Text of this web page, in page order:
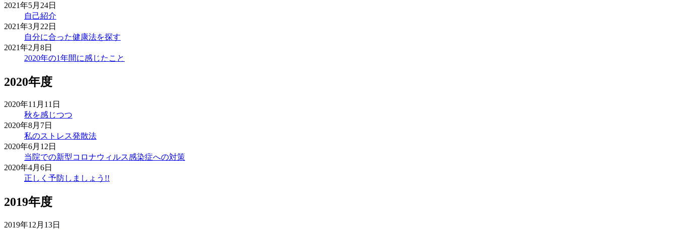
2021年5月24日
自己紹介
2021年3月22日
自分に合った健康法を探す
2021年2月8日
2020年の1年間に感じたこと
2020年度
2020年11月11日
秋を感じつつ
2020年8月7日
私のストレス発散法
2020年6月12日
当院での新型コロナウィルス感染症への対策
2020年4月6日
正しく予防しましょう!!
2019年度
2019年12月13日